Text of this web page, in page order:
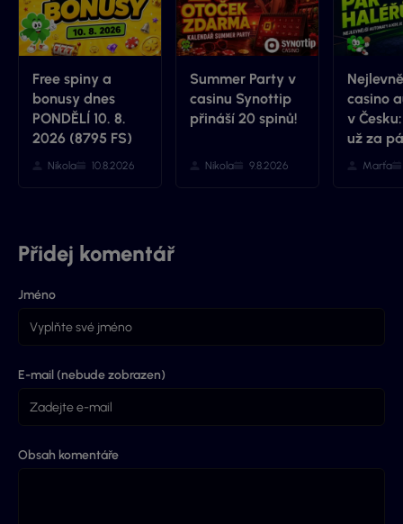
Free spiny a
bonusy dnes
PONDĚLÍ 10. 8.
2026 (8795 FS)
Nikola 10.8.2026
Summer Party v
casinu Synottip
přináší 20 spinů!
Nikola 9.8.2026
casino
v
už za
Marťa
Přidej komentář
Jméno
E-mail (nebude zobrazen)
Obsah komentáře